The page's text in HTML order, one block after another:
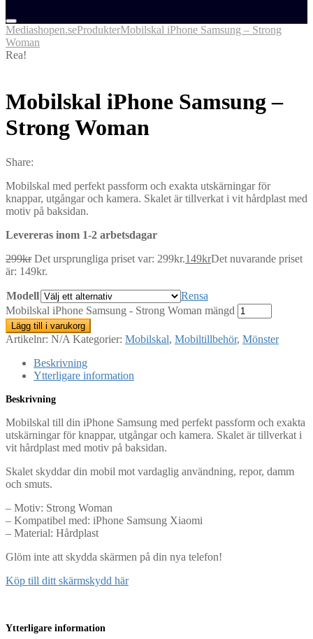
Mediashopen.seProdukterMobilskal iPhone Samsung – Strong
Woman
Rea!
Mobilskal iPhone Samsung –
Strong Woman
Share:
Mobilskal med perfekt passform och exakta utskärningar för
knappar, utgångar och kamera. Skalet är tillverkat i vit hårdplast med
motiv på baksidan.
Levereras inom 1-2 arbetsdagar
299kr Det ursprungliga priset var: 299kr.149krDet nuvarande priset
är: 149kr.
Modell
Rensa
Mobilskal iPhone Samsung - Strong Woman mängd
Lägg till i varukorg
Artikelnr: N/A Kategorier: Mobilskal, Mobiltillbehör, Mönster
Beskrivning
Ytterligare information
Beskrivning
Mobilskal till din iPhone Samsung med perfekt passform och exakta
utskärningar för knappar, utgångar och kamera. Skalet är tillverkat i
vit hårdplast med motiv på baksidan.
Skalet skyddar din mobil mot vardaglig användning, repor, damm
och smuts.
– Motiv: Strong Woman
– Kompatibel med: iPhone Samsung Xiaomi
– Material: Hårdplast
Glöm inte att skydda skärmen på din nya telefon!
Köp till ditt skärmskydd här
Ytterligare information